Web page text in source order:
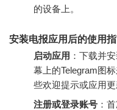
的设备上。
安装电报应用后的使用
启动应用 ：下载并
幕上的Telegram图
些欢迎提示或应用
注册或登录账号 ：